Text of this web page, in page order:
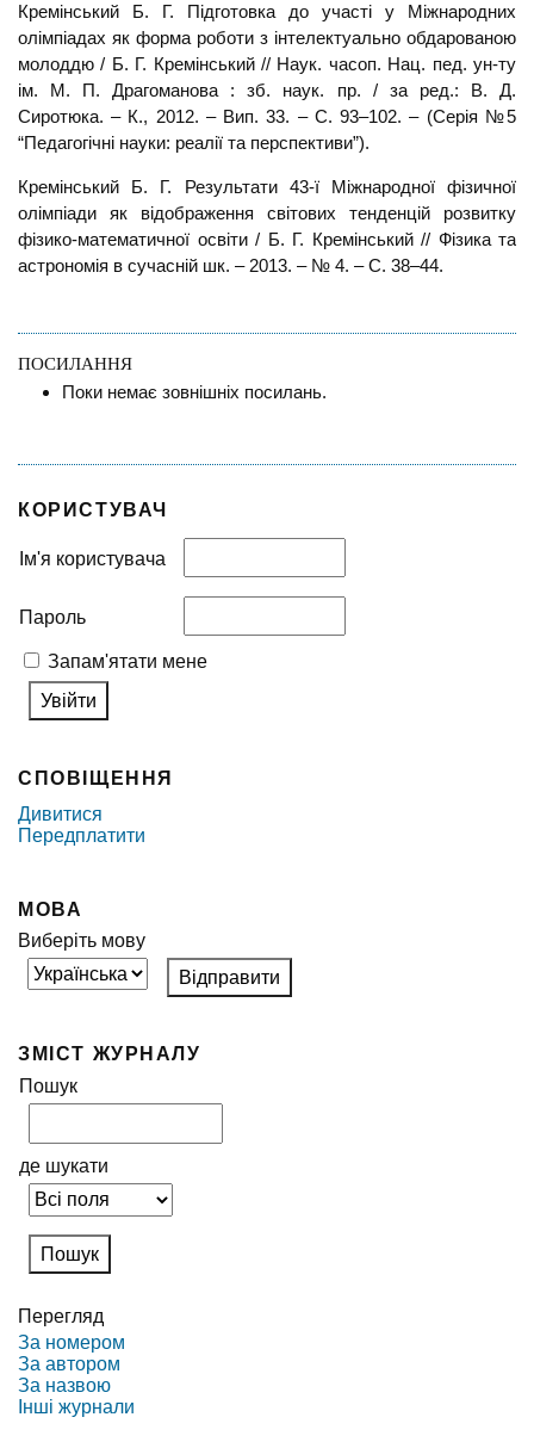
КОРИСТУВАЧ
Ім'я користувача
Пароль
Запам'ятати мене
СПОВІЩЕННЯ
Дивитися
Передплатити
МОВА
Виберіть мову
ЗМІСТ ЖУРНАЛУ
Пошук
де шукати
Перегляд
За номером
За автором
За назвою
Інші журнали
Кремінський Б. Г. Підготовка до участі у Міжнародних
олімпіадах як форма роботи з інтелектуально обдарованою
молоддю / Б. Г. Кремінський // Наук. часоп. Нац. пед. ун-ту
ім. М. П. Драгоманова : зб. наук. пр. / за ред.: В. Д.
Сиротюка. – К., 2012. – Вип. 33. – С. 93–102. – (Серія №5
“Педагогічні науки: реалії та перспективи”).
Кремінський Б. Г. Результати 43-ї Міжнародної фізичної
олімпіади як відображення світових тенденцій розвитку
фізико-математичної освіти / Б. Г. Кремінський // Фізика та
астрономія в сучасній шк. – 2013. – № 4. – С. 38–44.
ПОСИЛАННЯ
Поки немає зовнішніх посилань.